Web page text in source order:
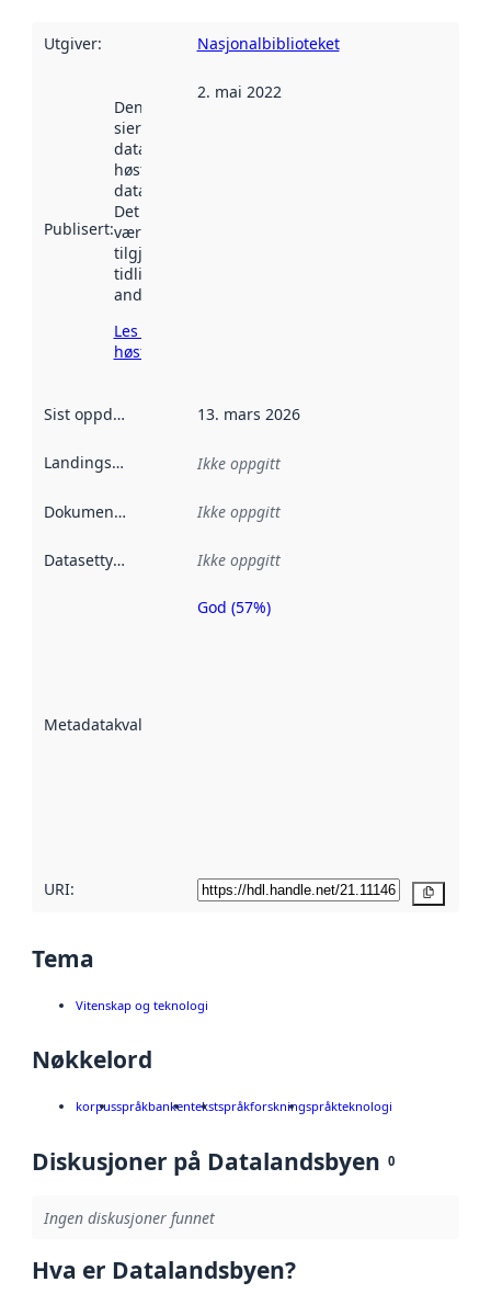
Utgiver: Nasjonalbiblioteket
Publisert:
Denne datoen
sier når
datasettet ble
høstet av
data.norge.no.
Det kan ha
vært
tilgjengelig
tidligere
andre steder.
Les mer om
høsting her
2. mai 2022
Sist oppdatert 13. mars 2026
Landingsside Ikke oppgitt
Dokumentasjon Ikke oppgitt
Datasettype Ikke oppgitt
Metadatakvalitet
Metadatakvalitet
God (57%)
URI:
Tema
Vitenskap og teknologi
Nøkkelord
korpusspråkbankentekstspråkforskningspråkteknologi
Diskusjoner på Datalandsbyen 0
Ingen diskusjoner funnet
Hva er Datalandsbyen?